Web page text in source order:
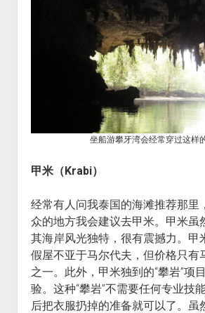
坐船游攀牙湾会经常穿过这样
甲米（Krabi）
经常有人问我泰国的海滩推荐那里
众的地方我会建议去甲米。甲米虽
其海岸风光独特，很有震撼力。甲
假屋不亚于马尔代夫，但价格只有
之一。此外，甲米独到的“攀岩”项
验。这种“攀岩”不需要任何专业技
后把衣服扔掉的准备就可以了。虽